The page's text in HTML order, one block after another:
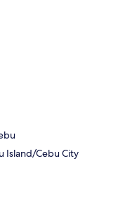
Island/Cebu City